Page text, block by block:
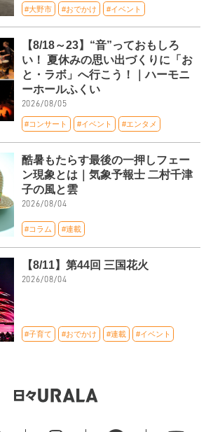
#大野市 #おでかけ #イベント
【8/18～23】“音”っておもしろ
い！ 夏休みの思い出づくりに「お
と・ラボ」へ行こう！｜ハーモニ
ーホールふくい
2026/08/05
#コンサート #イベント #エンタメ
酷暑もたらす最後の一押しフェー
ン現象とは｜気象予報士 二村千津
子の風と雲
2026/08/04
#コラム #連載
【8/11】第44回 三国花火
2026/08/04
#子育て #おでかけ #連載 #イベント